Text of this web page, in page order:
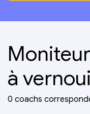
à
0 coachs